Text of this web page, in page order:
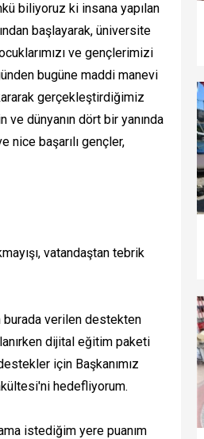
biliyoruz ki insana yapılan
başlayarak, üniversite
ve gençlerimizi
bugüne maddi manevi
gerçekleştirdiğimiz
ve dünyanın dört bir yanında
nice başarılı gençler,
vatandaştan tebrik
burada verilen destekten
dijital eğitim paketi
için Başkanımız
hedefliyorum.
istediğim yere puanım